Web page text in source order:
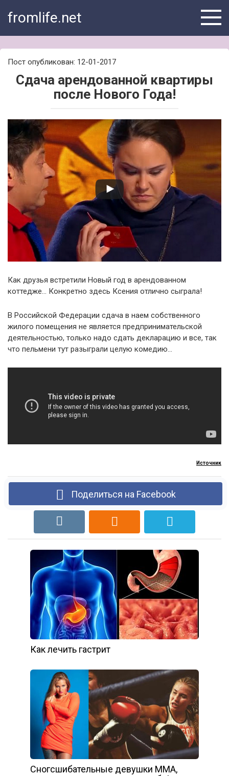
fromlife.net
Пост опубликован: 12-01-2017
Сдача арендованной квартиры
после Нового Года!
Как друзья встретили Новый год в арендованном
коттедже… Конкретно здесь Ксения отлично сыграла!
В Российской Федерации сдача в наем собственного
жилого помещения не является предпринимательской
деятельностью, только надо сдать декларацию и все, так
что пельмени тут разыграли целую комедию…
Источник
Поделиться на Facebook
Как лечить гастрит
Сногсшибательные девушки MMA,